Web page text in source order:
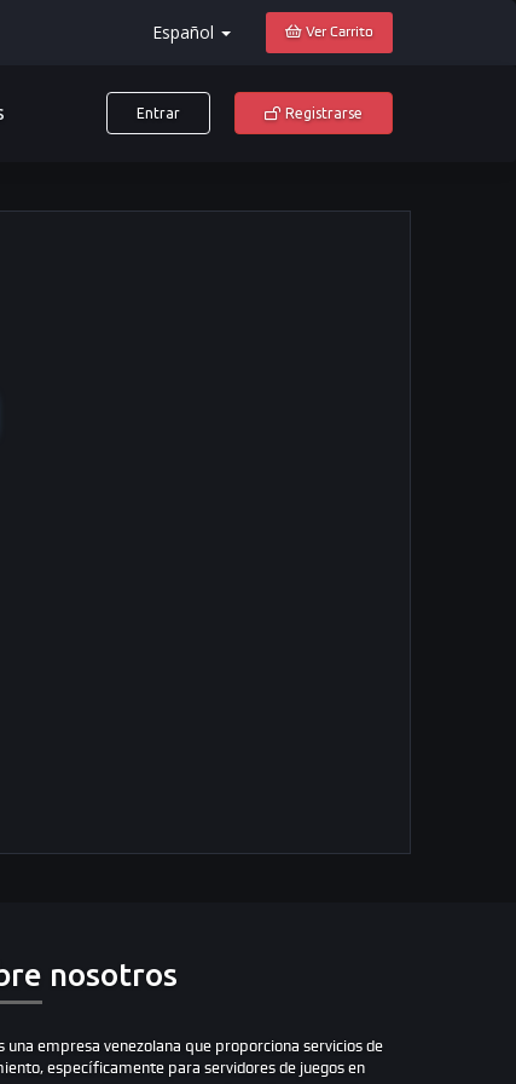
Español Ver Carrito
Entrar Registrarse
nosotros
una empresa venezolana que proporciona servicios de
específicamente para servidores de juegos en